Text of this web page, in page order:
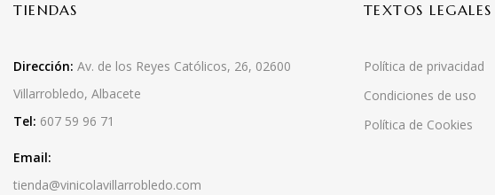
TIENDAS
Dirección: Av. de los Reyes Católicos, 26, 02600
Villarrobledo, Albacete
Tel: 607 59 96 71
Email:
tienda@vinicolavillarrobledo.com
TEXTOS LEGALES
Política de privacidad
Condiciones de uso
Política de Cookies